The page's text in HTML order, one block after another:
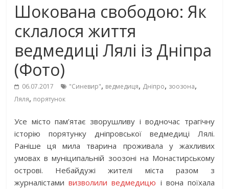
Шокована свободою: Як
склалося життя
ведмедиці Лялі із Дніпра
(Фото)
06.07.2017 "Синевир", ведмедиця, Дніпро, зоозона,
Ляля, порятунок
Усе місто пам’ятає зворушливу і водночас трагічну
історію порятунку дніпровської ведмедиці Лялі.
Раніше ця мила тварина проживала у жахливих
умовах в муніципальній зоозоні на Монастирському
острові. Небайдужі жителі міста разом з
журналістамивизволили ведмедицю і вона поїхала